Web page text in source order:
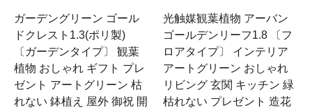
ガーデングリーン ゴール
ドクレスト1.3(ポリ製)
〔ガーデンタイプ〕 観葉
植物 おしゃれ ギフト プレ
ゼント アートグリーン 枯
れない 鉢植え 屋外 御祝 開
光触媒観葉植物 アーバン
ゴールデンリーフ1.8 〔フ
ロアタイプ〕 インテリア
アートグリーン おしゃれ
リビング 玄関 キッチン 緑
枯れない プレゼント 造花